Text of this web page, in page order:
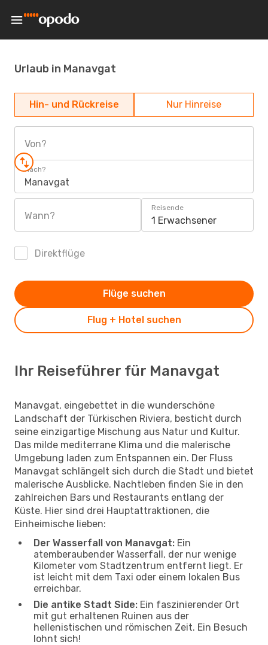
Urlaub in Manavgat
Hin- und Rückreise Nur Hinreise
Von?
Nach?
Manavgat
Wann?
Reisende
1 Erwachsener
Direktflüge
Flug + Hotel suchen
Flüge suchen
Ihr Reiseführer für Manavgat
Manavgat, eingebettet in die wunderschöne
Landschaft der Türkischen Riviera, besticht durch
seine einzigartige Mischung aus Natur und Kultur.
Das milde mediterrane Klima und die malerische
Umgebung laden zum Entspannen ein. Der Fluss
Manavgat schlängelt sich durch die Stadt und bietet
malerische Ausblicke. Nachtleben finden Sie in den
zahlreichen Bars und Restaurants entlang der
Küste. Hier sind drei Hauptattraktionen, die
Einheimische lieben:
Der Wasserfall von Manavgat: Ein
atemberaubender Wasserfall, der nur wenige
Kilometer vom Stadtzentrum entfernt liegt. Er
ist leicht mit dem Taxi oder einem lokalen Bus
erreichbar.
Die antike Stadt Side: Ein faszinierender Ort
mit gut erhaltenen Ruinen aus der
hellenistischen und römischen Zeit. Ein Besuch
lohnt sich!